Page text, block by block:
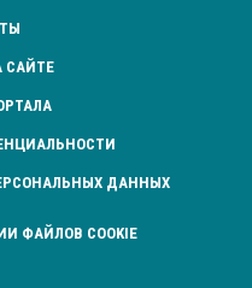
САЙТЕ
ДАННЫХ
ФАЙЛОВ COOKIE